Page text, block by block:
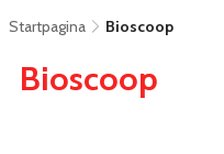
Startpagina Bioscoop
Bioscoop